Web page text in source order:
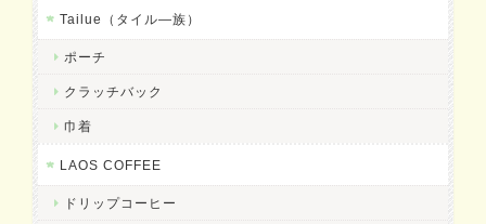
Tailue（タイル―族）
ポーチ
クラッチバック
巾着
LAOS COFFEE
ドリップコーヒー